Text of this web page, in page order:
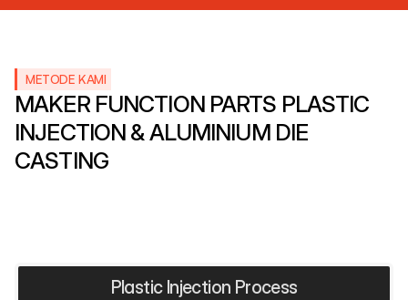
METODE KAMI
MAKER FUNCTION PARTS PLASTIC
INJECTION & ALUMINIUM DIE
CASTING
Plastic Injection Process